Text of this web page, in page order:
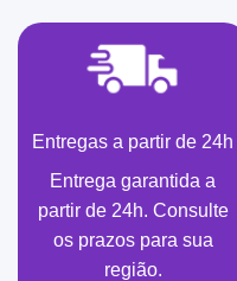
Entregas a partir de 24h
Entrega garantida a
partir de 24h. Consulte
os prazos para sua
região.